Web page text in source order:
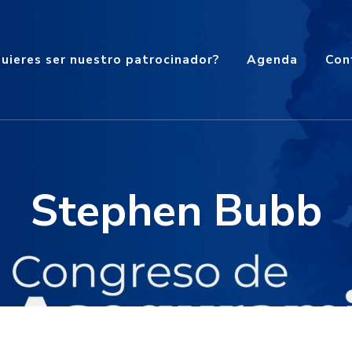
ser nuestro patrocinador? Agenda
Stephen Bubb